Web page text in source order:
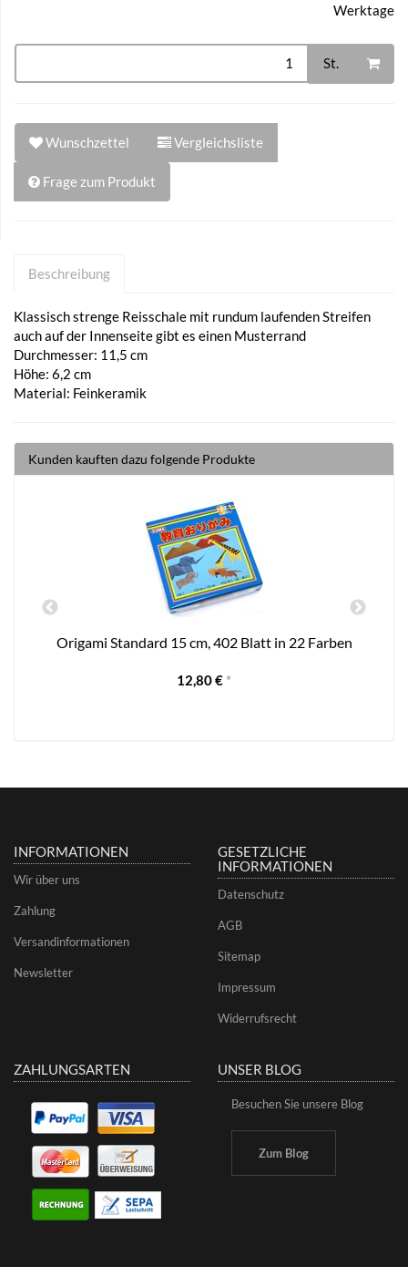
Werktage
St.
Wunschzettel Vergleichsliste
Frage zum Produkt
Beschreibung
Klassisch strenge Reisschale mit rundum laufenden Streifen
auch auf der Innenseite gibt es einen Musterrand
Durchmesser: 11,5 cm
Höhe: 6,2 cm
Material: Feinkeramik
Kunden kauften dazu folgende Produkte
Origami Standard 15 cm, 402 Blatt in 22 Farben
12,80 € *
INFORMATIONEN
Wir über uns
Zahlung
Versandinformationen
Newsletter
GESETZLICHE
INFORMATIONEN
Datenschutz
AGB
Sitemap
Impressum
Widerrufsrecht
ZAHLUNGSARTEN UNSER BLOG
Besuchen Sie unsere Blog
Zum Blog